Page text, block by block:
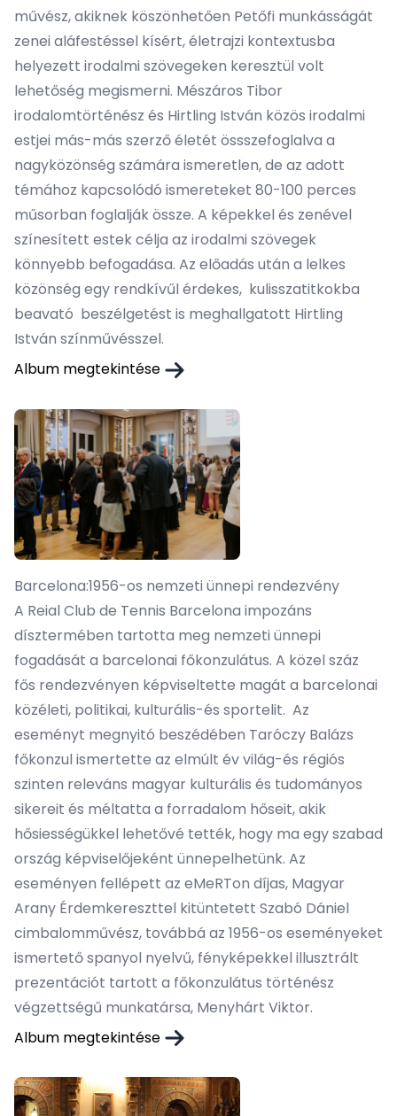
művész, akiknek köszönhetően Petőfi munkásságát
zenei aláfestéssel kísért, életrajzi kontextusba
helyezett irodalmi szövegeken keresztül volt
lehetőség megismerni. Mészáros Tibor
irodalomtörténész és Hirtling István közös irodalmi
estjei más-más szerző életét össszefoglalva a
nagyközönség számára ismeretlen, de az adott
témához kapcsolódó ismereteket 80-100 perces
műsorban foglalják össze. A képekkel és zenével
színesített estek célja az irodalmi szövegek
könnyebb befogadása. Az előadás után a lelkes
közönség egy rendkívűl érdekes, kulisszatitkokba
beavató beszélgetést is meghallgatott Hirtling
István színművésszel.
Album megtekintése
Barcelona:1956-os nemzeti ünnepi rendezvény
A Reial Club de Tennis Barcelona impozáns
dísztermében tartotta meg nemzeti ünnepi
fogadását a barcelonai főkonzulátus. A közel száz
fős rendezvényen képviseltette magát a barcelonai
közéleti, politikai, kulturális-és sportelit. Az
eseményt megnyitó beszédében Taróczy Balázs
főkonzul ismertette az elmúlt év világ-és régiós
szinten releváns magyar kulturális és tudományos
sikereit és méltatta a forradalom hőseit, akik
hősiességükkel lehetővé tették, hogy ma egy szabad
ország képviselőjeként ünnepelhetünk. Az
eseményen fellépett az eMeRTon díjas, Magyar
Arany Érdemkereszttel kitüntetett Szabó Dániel
cimbalomművész, továbbá az 1956-os eseményeket
ismertető spanyol nyelvű, fényképekkel illusztrált
prezentációt tartott a főkonzulátus történész
végzettségű munkatársa, Menyhárt Viktor.
Album megtekintése